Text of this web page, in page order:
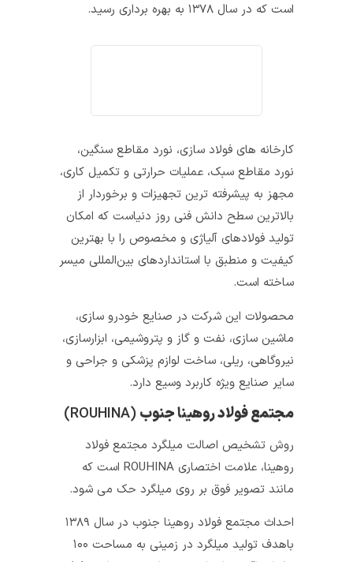
است که در سال ۱۳۷۸ به بهره برداری رسید.
کارخانه‌ های فولاد سازی، نورد مقاطع سنگین،
نورد مقاطع سبک، عملیات حرارتی و تکمیل کاری،
مجهز به پیشرفته‌ ترین تجهیزات و برخوردار از
بالاترین سطح دانش فنی روز دنیاست که امکان
تولید فولادهای آلیاژی و مخصوص را با بهترین
کیفیت و منطبق با استانداردهای بین‌المللی میسر
ساخته است.
محصولات این شرکت در صنایع خودرو سازی،
ماشین سازی، نفت و گاز و پتروشیمی، ابزارسازی،
نیروگاهی، ریلی، ساخت لوازم پزشکی و جراحی و
سایر صنایع ویژه کاربرد وسیع دارد.
مجتمع فولاد روهینا جنوب(ROUHINA)
روش تشخیص اصالت میلگرد مجتمع فولاد
روهینا، علامت اختصاری ROUHINA است که
مانند تصویر فوق بر روی میلگرد حک می شود.
احداث مجتمع فولاد روهینا جنوب در سال ۱۳۸۹
باهدف تولید میلگرد در زمینی به مساحت ۱۰۰